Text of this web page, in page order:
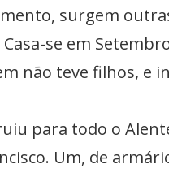
surgem
se em
não teve filhos,
para todo o
Um, de